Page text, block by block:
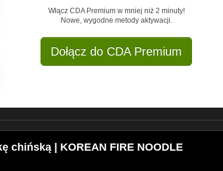
Włącz CDA Premium w mniej niż 2 minuty!
Nowe, wygodne metody aktywacji.
Dołącz do CDA Premium
chińską | KOREAN FIRE NOODLE